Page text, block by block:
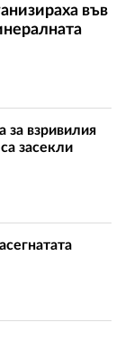
във
за взривилия
засекли